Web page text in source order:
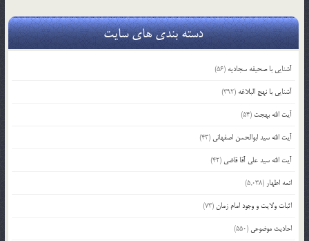
دسته بندی های سایت
آشنایی با صحیفه سجادیه (56)
آشنایی با نهج البلاغه (392)
آیت الله بهجت (54)
آیت الله سید ابوالحسن اصفهانی (43)
آیت الله سید علی آقا قاضی (42)
ائمه اطهار (5,038)
اثبات ولایت و وجود امام زمان(73)
احادیث موضوعی (550)